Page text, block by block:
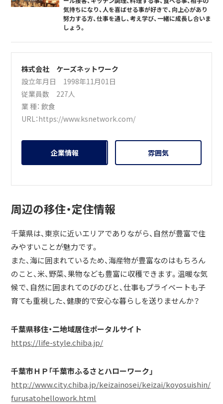
気持ちになり、人を喜ばせる事が好きで、向上心があり
努力する方、仕事を通し、考え学び、一緒に成長し合いま
しょう。
株式会社 ケーズネットワーク
設立年月日 1998年11月01日
従業員数 227人
業 種：飲食
URL：https://www.ksnetwork.com/
企業情報 雰囲気
周辺の移住・定住情報
千葉県は、東京に近いエリアでありながら、自然が豊富で住
みやすいことが魅力です。
また、海に囲まれているため、海産物が豊富なのはもちろん
のこと、米、野菜、果物なども豊富に収穫できます。温暖な気
候で、自然に囲まれてのびのびと、仕事もプライベートも子
育ても重視した、健康的で安心な暮らしを送りませんか？
千葉県移住・二地域居住ポータルサイト
https://life-style.chiba.jp/
千葉市ＨＰ「千葉市ふるさとハローワーク」
http://www.city.chiba.jp/keizainosei/keizai/koyosuishin/
furusatohellowork.html